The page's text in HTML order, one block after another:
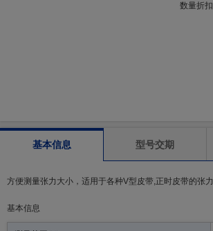
数量折扣
基本信息 型号交期
方便测量张力大小，适用于各种V型皮带,正时皮带的张
基本信息